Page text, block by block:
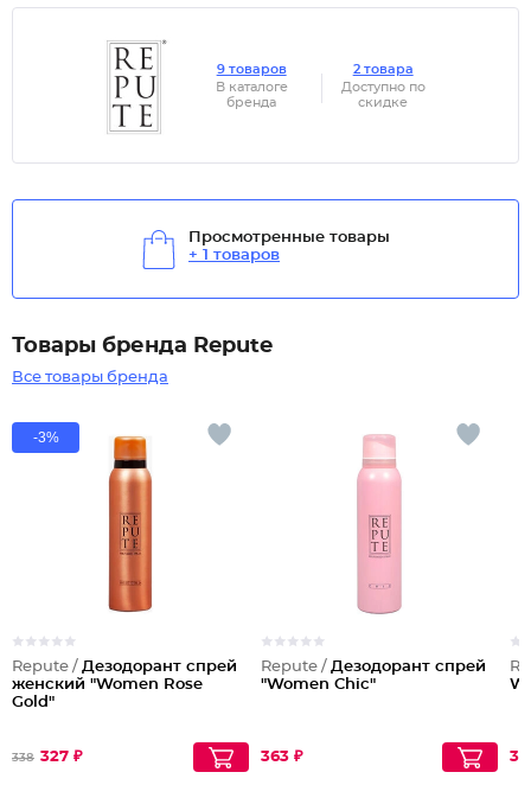
9 товаров
В каталоге
бренда
2 товара
Доступно по
скидке
Просмотренные товары
+ 1 товаров
Товары бренда Repute
Все товары бренда
-3%
Repute / Дезодорант спрей
женский "Women Rose
Gold"
338 327 ₽
Repute / Дезодорант спрей
"Women Chic"
363 ₽